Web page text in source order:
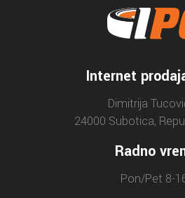
Internet
Dimitrija
24000 Subotica,
Radno
Pon/Pet 8-